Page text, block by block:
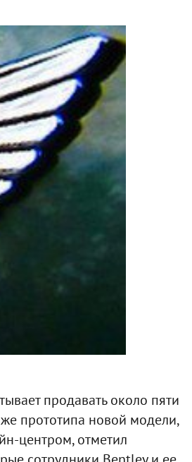
продавать около пяти
прототипа новой модели,
центром, отметил